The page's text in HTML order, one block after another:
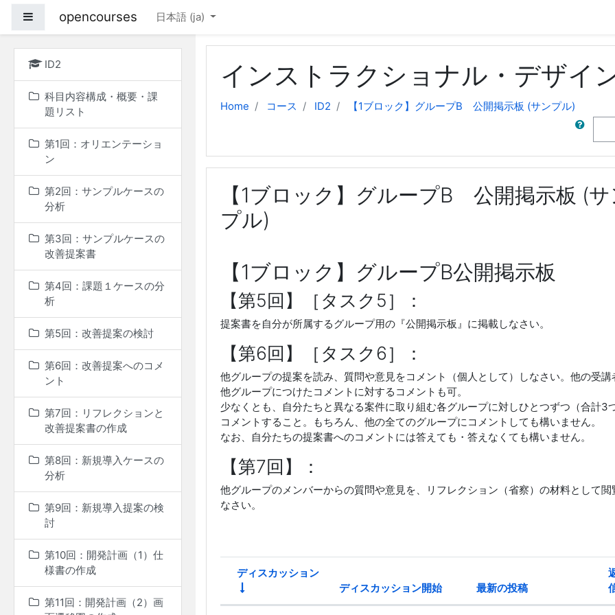
サイドパネル
opencourses 日本語 ‎(ja)‎
ID2
科目内容構成・概要・課
題リスト
第1回：オリエンテーショ
ン
第2回：サンプルケースの
分析
第3回：サンプルケースの
改善提案書
第4回：課題１ケースの分
析
第5回：改善提案の検討
第6回：改善提案へのコメ
ント
第7回：リフレクションと
改善提案書の作成
第8回：新規導入ケースの
分析
第9回：新規導入提案の検
討
第10回：開発計画（1）仕
様書の作成
第11回：開発計画（2）画
インストラクショナル・デザイ
Home コース ID2 【1ブロック】グループB 公開掲示板 (サンプル)
検索
【1ブロック】グループB 公開掲示板 (サ
プル)
【1ブロック】グループB公開掲示板
【第5回】［タスク5］：
提案書を自分が所属するグループ用の『公開掲示板』に掲載しなさい。
【第6回】［タスク6］：
他グループの提案を読み、質問や意見をコメント（個人として）しなさい。他の受講
他グループにつけたコメントに対するコメントも可。
少なくとも、自分たちと異なる案件に取り組む各グループに対しひとつずつ（合計3
コメントすること。もちろん、他の全てのグループにコメントしても構いません。
なお、自分たちの提案書へのコメントには答えても・答えなくても構いません。
【第7回】：
他グループのメンバーからの質問や意見を、リフレクション（省察）の材料として閲
なさい。
ステータス
ディスカッション
ディスカッション開始
最新の投稿